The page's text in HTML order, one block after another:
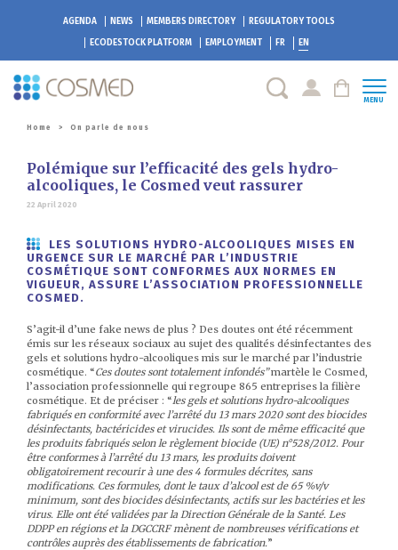
AGENDA NEWS MEMBERS DIRECTORY
REGULATORY TOOLS
ECODESTOCK PLATFORM EMPLOYMENT FR EN
MENU
Home > On parle de nous
Polémique sur l’efficacité des gels hydro-
alcooliques, le Cosmed veut rassurer
22 April 2020
LES SOLUTIONS HYDRO-ALCOOLIQUES MISES EN
URGENCE SUR LE MARCHÉ PAR L’INDUSTRIE
COSMÉTIQUE SONT CONFORMES AUX NORMES EN
VIGUEUR, ASSURE L’ASSOCIATION PROFESSIONNELLE
COSMED.
S’agit-il d’une fake news de plus ? Des doutes ont été récemment
émis sur les réseaux sociaux au sujet des qualités désinfectantes des
gels et solutions hydro-alcooliques mis sur le marché par l’industrie
cosmétique. “Ces doutes sont totalement infondés”martèle le Cosmed,
l’association professionnelle qui regroupe 865 entreprises la filière
cosmétique. Et de préciser : “les gels et solutions hydro-alcooliques
fabriqués en conformité avec l’arrêté du 13 mars 2020 sont des biocides
désinfectants, bactéricides et virucides. Ils sont de même efficacité que
les produits fabriqués selon le règlement biocide (UE) n°528/2012. Pour
être conformes à l’arrêté du 13 mars, les produits doivent
obligatoirement recourir à une des 4 formules décrites, sans
modifications. Ces formules, dont le taux d’alcool est de 65 %v/v
minimum, sont des biocides désinfectants, actifs sur les bactéries et les
virus. Elle ont été validées par la Direction Générale de la Santé. Les
DDPP en régions et la DGCCRF mènent de nombreuses vérifications et
contrôles auprès des établissements de fabrication.”